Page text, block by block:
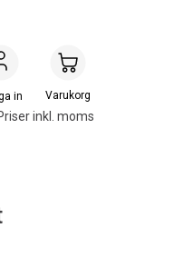
inkl. moms
in Handlevogn